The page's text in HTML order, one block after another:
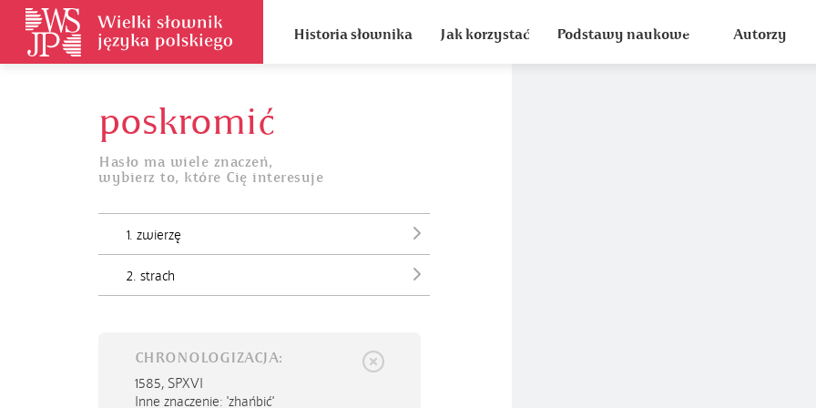
Historia słownika Jak korzystać Podstawy naukowe Autorzy
poskromić
Hasło ma wiele znaczeń,
wybierz to, które Cię interesuje
1. zwierzę
2. strach
CHRONOLOGIZACJA:
1585, SPXVI
Inne znaczenie: 'zhańbić'